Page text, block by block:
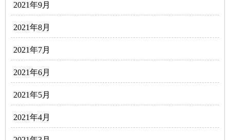
2021年9月
2021年8月
2021年7月
2021年6月
2021年5月
2021年4月